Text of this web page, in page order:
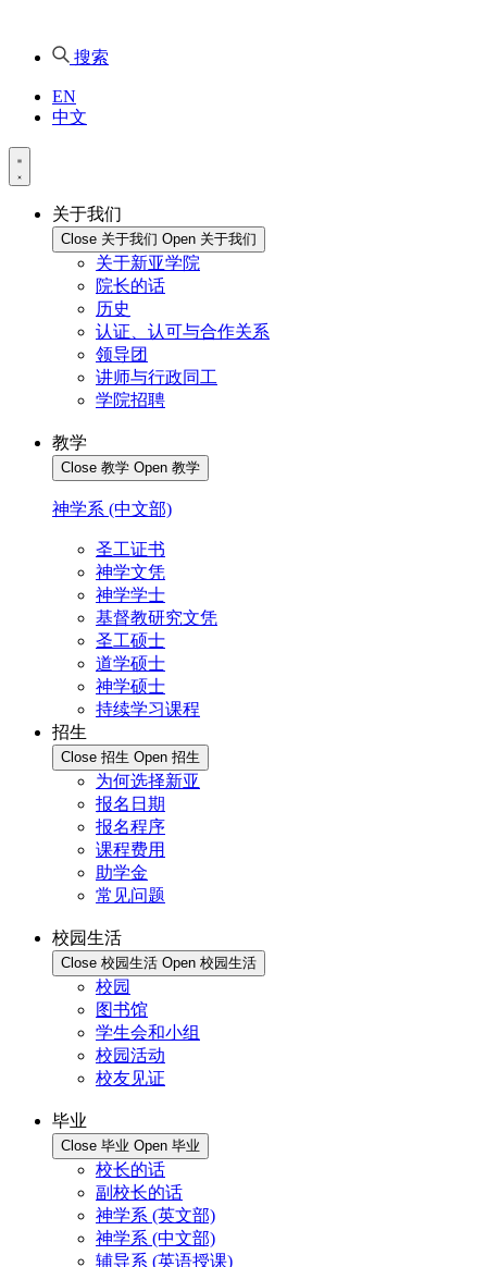
搜索
EN
中文
关于我们
Close 关于我们 Open 关于我们
关于新亚学院
院长的话
历史
认证、认可与合作关系
领导团
讲师与行政同工
学院招聘
教学
Close 教学 Open 教学
神学系 (中文部)
圣工证书
神学文凭
神学学士
基督教研究文凭
圣工硕士
道学硕士
神学硕士
持续学习课程
招生
Close 招生 Open 招生
为何选择新亚
报名日期
报名程序
课程费用
助学金
常见问题
校园生活
Close 校园生活 Open 校园生活
校园
图书馆
学生会和小组
校园活动
校友见证
毕业
Close 毕业 Open 毕业
校长的话
副校长的话
神学系 (英文部)
神学系 (中文部)
辅导系 (英语授课)